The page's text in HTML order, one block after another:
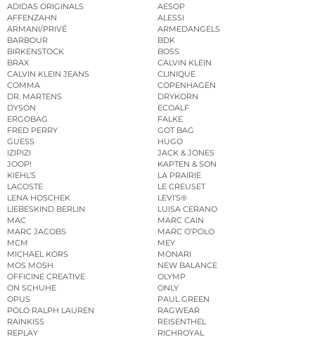
ADIDAS ORIGINALS
AESOP
AFFENZAHN
ALESSI
ARMANI/PRIVÉ
ARMEDANGELS
BARBOUR
BDK
BIRKENSTOCK
BOSS
BRAX
CALVIN KLEIN
CALVIN KLEIN JEANS
CLINIQUE
COMMA
COPENHAGEN
DR. MARTENS
DRYKORN
DYSON
ECOALF
ERGOBAG
FALKE
FRED PERRY
GOT BAG
GUESS
HUGO
IZIPIZI
JACK & JONES
JOOP!
KAPTEN & SON
KIEHL’S
LA PRAIRIE
LACOSTE
LE CREUSET
LENA HOSCHEK
LEVI’S®
LIEBESKIND BERLIN
LUISA CERANO
MAC
MARC CAIN
MARC JACOBS
MARC O’POLO
MCM
MEY
MICHAEL KORS
MONARI
MOS MOSH
NEW BALANCE
OFFICINE CREATIVE
OLYMP
ON SCHUHE
ONLY
OPUS
PAUL GREEN
POLO RALPH LAUREN
RAGWEAR
RAINKISS
REISENTHEL
REPLAY
RICHROYAL